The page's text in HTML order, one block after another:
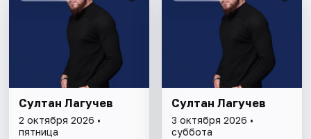
Султан Лагучев
2 октября 2026 •
пятница
Султан Лагучев
3 октября 2026 •
суббота